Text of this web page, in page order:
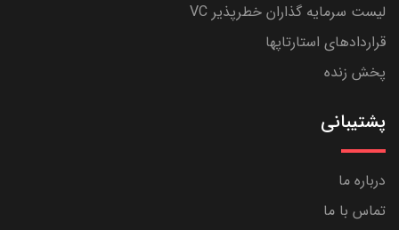
لیست سرمایه گذاران خطرپذیر VC
قراردادهای استارتاپها
پخش زنده
پشتیبانی
درباره ما
تماس با ما